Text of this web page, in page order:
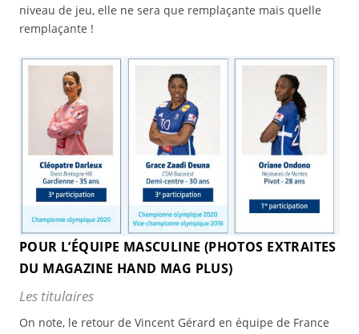
niveau de jeu, elle ne sera que remplaçante mais quelle
remplaçante !
POUR L’ÉQUIPE MASCULINE (PHOTOS EXTRAITES
DU MAGAZINE HAND MAG PLUS)
Les titulaires
On note, le retour de Vincent Gérard en équipe de France